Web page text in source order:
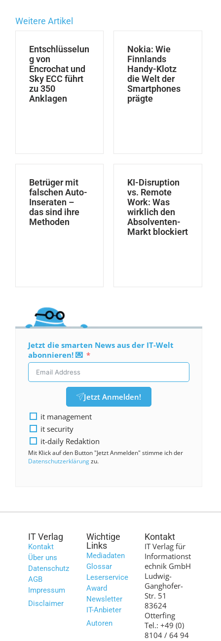
Weitere Artikel
Entschlüsselun
g von
Encrochat und
Sky ECC führt
zu 350
Anklagen
Nokia: Wie
Finnlands
Handy-Klotz
die Welt der
Smartphones
prägte
Betrüger mit
falschen Auto-
Inseraten –
das sind ihre
Methoden
KI-Disruption
vs. Remote
Work: Was
wirklich den
Absolventen-
Markt blockiert
Jetzt die smarten News aus der IT-Welt
abonnieren! 💌
Jetzt Anmelden!
it management
it security
it-daily Redaktion
Mit Klick auf den Button "Jetzt Anmelden" stimme ich der
Datenschutzerklärungzu.
IT Verlag
Kontakt
Über uns
Datenschutz
AGB
Impressum
Disclaimer
Wichtige
Links
Mediadaten
Glossar
Leserservice
Award
Newsletter
IT-Anbieter
Autoren
Kontakt
IT Verlag für
Informationst
echnik GmbH
Ludwig-
Ganghofer-
Str. 51
83624
Otterfing
Tel.: +49 (0)
8104 / 64 94